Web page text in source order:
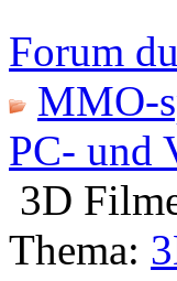
Forum
MMO-
PC- und
3D
Thema: